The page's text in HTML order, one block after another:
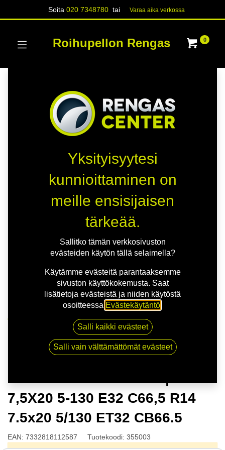
Soita020 7348780 tai Varaa aika verk​​​​ossa
Roihupellon Rengas 0
NITRO AERO FF D.SLV | 7,5X20 5-130 E32 C66,5 R14
7.5x20 5/130 ET32 CB66.5
7,5X20 5-130 E32 C66,5 R14
7.5x20 5/130 ET32 CB66.5
EAN: 7332818112587 Tuotekoodi: 355003
Yksityisyytesi
kunnioittaminen on
meille ensisijaisen
tärkeää.
Sallitko tämän verkkosivuston
evästeiden käytön tällä selaimella?
Käytämme evästeitä parantaaksemme
sivuston käyttökokemusta. Saat
lisätietoja evästeistä ja niiden käytöstä
osoitteessa Evästekäytäntö
Salli kaikki evästeet
Salli vain välttämättömät evästeet